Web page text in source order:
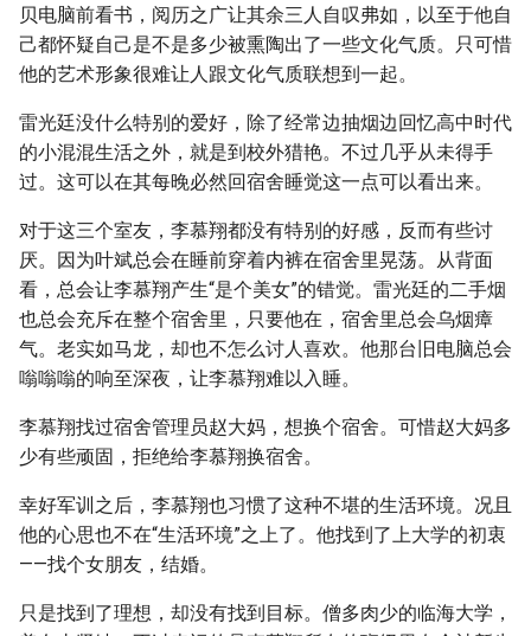
贝电脑前看书，阅历之广让其余三人自叹弗如，以至于他自
己都怀疑自己是不是多少被熏陶出了一些文化气质。只可惜
他的艺术形象很难让人跟文化气质联想到一起。
雷光廷没什么特别的爱好，除了经常边抽烟边回忆高中时代
的小混混生活之外，就是到校外猎艳。不过几乎从未得手
过。这可以在其每晚必然回宿舍睡觉这一点可以看出来。
对于这三个室友，李慕翔都没有特别的好感，反而有些讨
厌。因为叶斌总会在睡前穿着内裤在宿舍里晃荡。从背面
看，总会让李慕翔产生“是个美女”的错觉。雷光廷的二手烟
也总会充斥在整个宿舍里，只要他在，宿舍里总会乌烟瘴
气。老实如马龙，却也不怎么讨人喜欢。他那台旧电脑总会
嗡嗡嗡的响至深夜，让李慕翔难以入睡。
李慕翔找过宿舍管理员赵大妈，想换个宿舍。可惜赵大妈多
少有些顽固，拒绝给李慕翔换宿舍。
幸好军训之后，李慕翔也习惯了这种不堪的生活环境。况且
他的心思也不在“生活环境”之上了。他找到了上大学的初衷
——找个女朋友，结婚。
只是找到了理想，却没有找到目标。僧多肉少的临海大学，